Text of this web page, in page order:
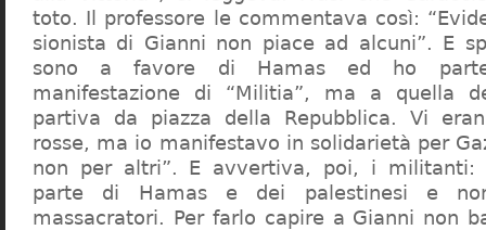
toto. Il professore le commentava così:
sionista di Gianni non piace ad alcuni”. E
sono a favore di Hamas ed ho
manifestazione di “Militia”, ma a quella
partiva da piazza della Repubblica. Vi
rosse, ma io manifestavo in solidarietà per
non per altri”. E avvertiva, poi, i militanti:
parte di Hamas e dei palestinesi e
massacratori. Per farlo capire a Gianni non